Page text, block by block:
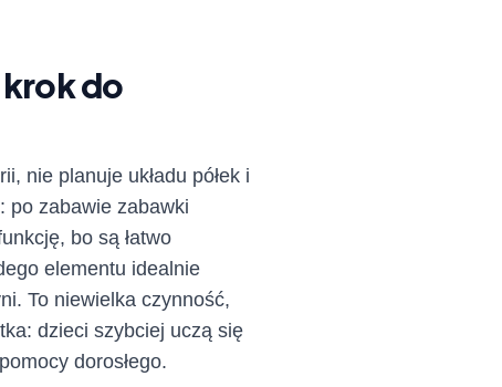
do
nie planuje układu półek i
po zabawie zabawki
bo są łatwo
elementu idealnie
To niewielka czynność,
dzieci szybciej uczą się
dorosłego.